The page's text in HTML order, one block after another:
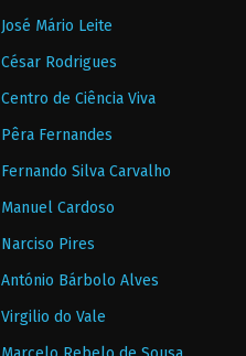
José Mário Leite
César Rodrigues
Centro de Ciência Viva
Pêra Fernandes
Fernando Silva Carvalho
Manuel Cardoso
Narciso Pires
António Bárbolo Alves
Virgilio do Vale